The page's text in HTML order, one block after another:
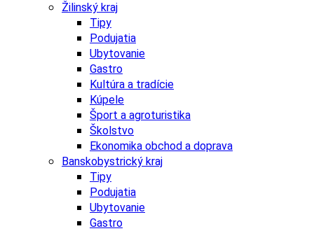
Žilinský kraj
Tipy
Podujatia
Ubytovanie
Gastro
Kultúra a tradície
Kúpele
Šport a agroturistika
Školstvo
Ekonomika obchod a doprava
Banskobystrický kraj
Tipy
Podujatia
Ubytovanie
Gastro